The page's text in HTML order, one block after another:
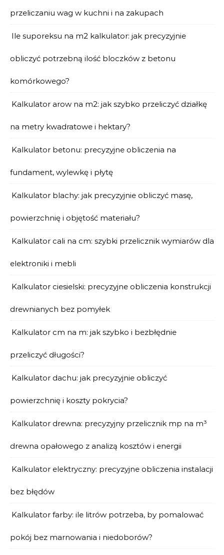
przeliczaniu wag w kuchni i na zakupach
Ile suporeksu na m2 kalkulator: jak precyzyjnie
obliczyć potrzebną ilość bloczków z betonu
komórkowego?
Kalkulator arow na m2: jak szybko przeliczyć działkę
na metry kwadratowe i hektary?
Kalkulator betonu: precyzyjne obliczenia na
fundament, wylewkę i płytę
Kalkulator blachy: jak precyzyjnie obliczyć masę,
powierzchnię i objętość materiału?
Kalkulator cali na cm: szybki przelicznik wymiarów dla
elektroniki i mebli
Kalkulator ciesielski: precyzyjne obliczenia konstrukcji
drewnianych bez pomyłek
Kalkulator cm na m: jak szybko i bezbłędnie
przeliczyć długości?
Kalkulator dachu: jak precyzyjnie obliczyć
powierzchnię i koszty pokrycia?
Kalkulator drewna: precyzyjny przelicznik mp na m³
drewna opałowego z analizą kosztów i energii
Kalkulator elektryczny: precyzyjne obliczenia instalacji
bez błędów
Kalkulator farby: ile litrów potrzeba, by pomalować
pokój bez marnowania i niedoborów?